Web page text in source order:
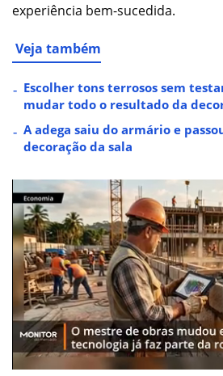
experiência bem-sucedida.
Veja também
Escolher tons terrosos sem
mudar todo o resultado da
A adega saiu do armário e
decoração da sala